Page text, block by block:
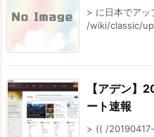
> に日本でアッ
/wiki/classic/
【アデン】
ート速報
> (( /